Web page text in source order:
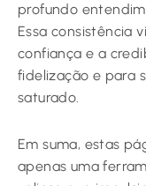
profundo
Essa consistência
confiança e a
fidelização e para
saturado.
Em suma, estas
apenas uma